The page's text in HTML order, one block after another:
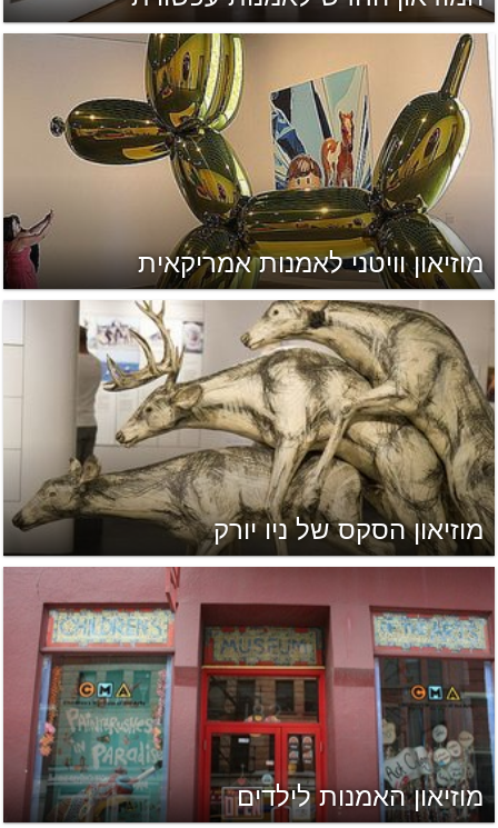
מוזיאון וויטני לאמנות אמריקאית
מוזיאון הסקס של ניו יורק
מוזיאון האמנות לילדים